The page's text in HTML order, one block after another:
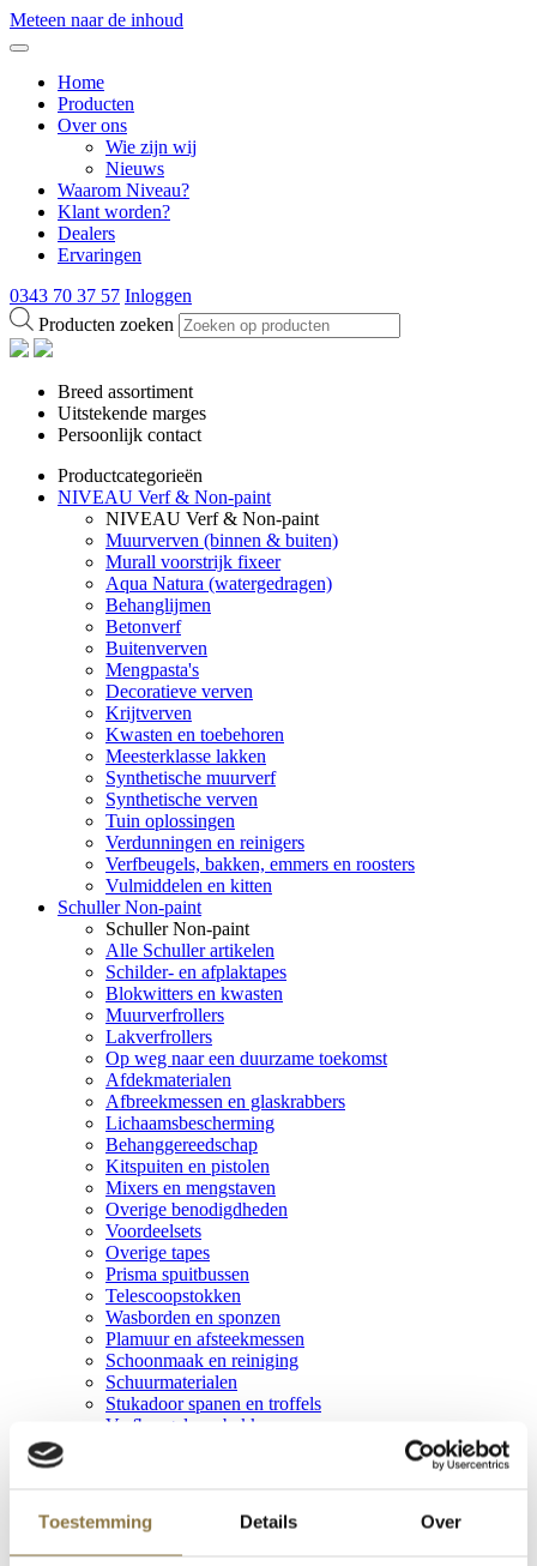
Toestemming Details Over
Meteen naar de inhoud
Home
Producten
Over ons
Wie zijn wij
Nieuws
Waarom Niveau?
Klant worden?
Dealers
Ervaringen
0343 70 37 57 Inloggen
Producten zoeken
Breed assortiment
Uitstekende marges
Persoonlijk contact
Productcategorieën
NIVEAU Verf & Non-paint
NIVEAU Verf & Non-paint
Muurverven (binnen & buiten)
Murall voorstrijk fixeer
Aqua Natura (watergedragen)
Behanglijmen
Betonverf
Buitenverven
Mengpasta's
Decoratieve verven
Krijtverven
Kwasten en toebehoren
Meesterklasse lakken
Synthetische muurverf
Synthetische verven
Tuin oplossingen
Verdunningen en reinigers
Verfbeugels, bakken, emmers en roosters
Vulmiddelen en kitten
Schuller Non-paint
Schuller Non-paint
Alle Schuller artikelen
Schilder- en afplaktapes
Blokwitters en kwasten
Muurverfrollers
Lakverfrollers
Op weg naar een duurzame toekomst
Afdekmaterialen
Afbreekmessen en glaskrabbers
Lichaamsbescherming
Behanggereedschap
Kitspuiten en pistolen
Mixers en mengstaven
Overige benodigdheden
Voordeelsets
Overige tapes
Prisma spuitbussen
Telescoopstokken
Wasborden en sponzen
Plamuur en afsteekmessen
Schoonmaak en reiniging
Schuurmaterialen
Stukadoor spanen en troffels
Verfbeugels en bakken
Polyvine Assortiment
Voorbereiding
Kwasten en Gereedschappen
Lakken & Metallic's